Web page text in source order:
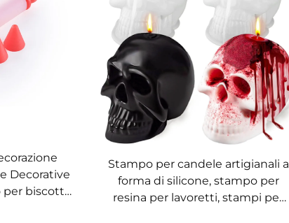
Decorative
per biscotti,
Stampo per candele artigianali a
forma di silicone, stampo per
resina per lavoretti, stampi per